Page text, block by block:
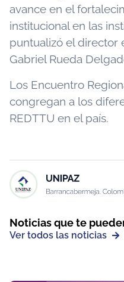
avance en el
institucional en las
puntualizó el director
Gabriel Rueda
Los Encuentro
congregan a los
REDTTU en el país.
Noticias que te
Ver todos las noticias